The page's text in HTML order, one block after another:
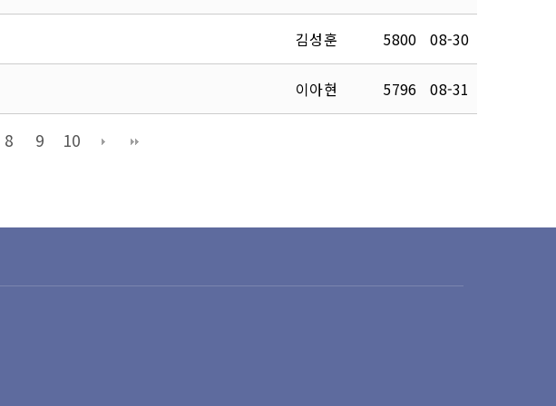
김성훈 5800 08-30
이아현 5796 08-31
8 9 10